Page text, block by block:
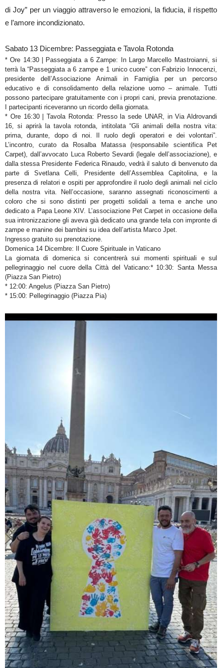
di Joy” per un viaggio attraverso le emozioni, la fiducia, il rispetto
e l’amore incondizionato.
Sabato 13 Dicembre: Passeggiata e Tavola Rotonda
* Ore 14:30 | Passeggiata a 6 Zampe: In Largo Marcello Mastroianni, si
terrà la “Passeggiata a 6 zampe e 1 unico cuore” con Fabrizio Innocenzi,
presidente dell’Associazione Animali in Famiglia per un percorso
educativo e di consolidamento della relazione uomo – animale. Tutti
possono partecipare gratuitamente con i propri cani, previa prenotazione.
I partecipanti riceveranno un ricordo della giornata.
* Ore 16:30 | Tavola Rotonda: Presso la sede UNAR, in Via Aldrovandi
16, si aprirà la tavola rotonda, intitolata “Gli animali della nostra vita:
prima, durante, dopo di noi. Il ruolo degli operatori e dei volontari”.
L’incontro, curato da Rosalba Matassa (responsabile scientifica Pet
Carpet), dall’avvocato Luca Roberto Sevardi (legale dell’associazione), e
dalla stessa Presidente Federica Rinaudo, vedrà il saluto di benvenuto da
parte di Svetlana Celli, Presidente dell’Assemblea Capitolina, e la
presenza di relatori e ospiti per approfondire il ruolo degli animali nel ciclo
della nostra vita. Nell’occasione, saranno assegnati riconoscimenti a
coloro che si sono distinti per progetti solidali a tema e anche uno
dedicato a Papa Leone XIV. L’associazione Pet Carpet in occasione della
sua intronizzazione gli aveva già dedicato una grande tela con impronte di
zampe e manine dei bambini su idea dell’artista Marco Jpet.
Ingresso gratuito su prenotazione.
Domenica 14 Dicembre: Il Cuore Spirituale in Vaticano
La giornata di domenica si concentrerà sui momenti spirituali e sul
pellegrinaggio nel cuore della Città del Vaticano:* 10:30: Santa Messa
(Piazza San Pietro)
* 12:00: Angelus (Piazza San Pietro)
* 15:00: Pellegrinaggio (Piazza Pia)